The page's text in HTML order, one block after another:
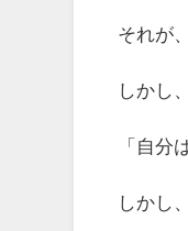
それが
しかし
「自分
しかし